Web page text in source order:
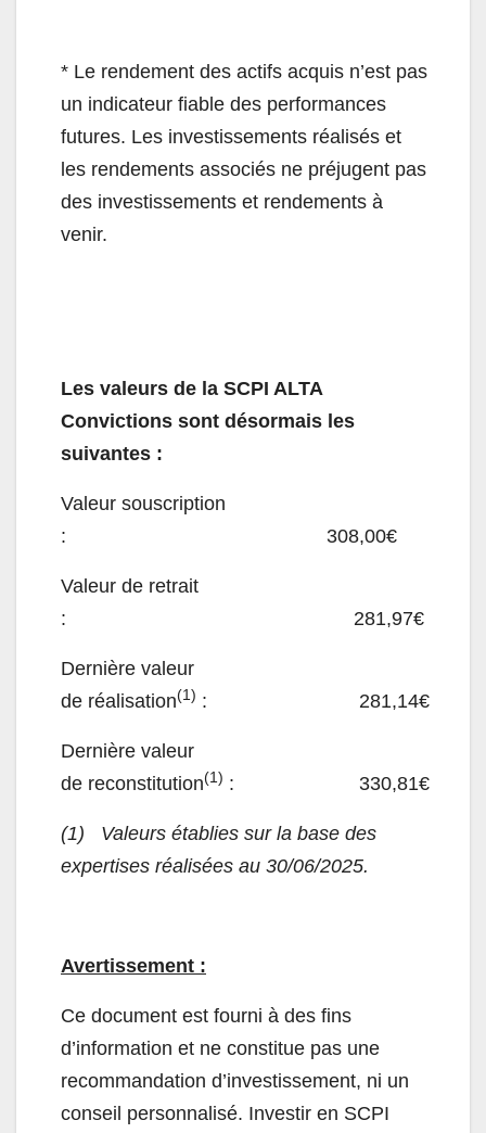
* Le rendement des actifs acquis n’est pas
un indicateur fiable des performances
futures. Les investissements réalisés et
les rendements associés ne préjugent pas
des investissements et rendements à
venir.
Les valeurs de la SCPI ALTA
Convictions sont désormais les
suivantes :
Valeur souscription
: 308,00€
Valeur de retrait
: 281,97€
Dernière valeur
de réalisation(1) : 281,14€
Dernière valeur
de reconstitution(1) : 330,81€
(1) Valeurs établies sur la base des
expertises réalisées au 30/06/2025.
Avertissement :
Ce document est fourni à des fins
d’information et ne constitue pas une
recommandation d’investissement, ni un
conseil personnalisé. Investir en SCPI